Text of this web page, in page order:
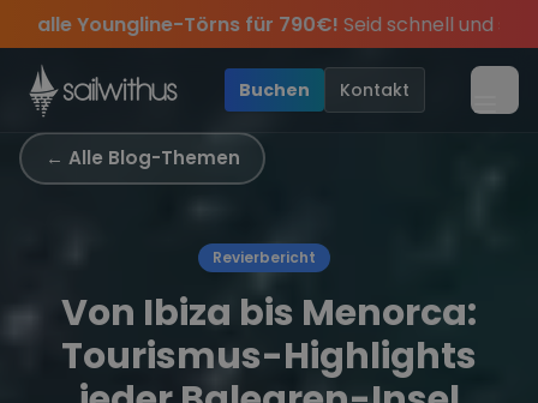
Skip to content
790€!Seid schnell und sichert euch die letzten Plätze.
Sichere Dir jetztDein Meilenbuch und Deine
Angebote mehr Sowie20€ Rabatt auf deinen ersten
sei dabei. Season Closing Party 2026!Die
Buchen Kontakt
← Alle Blog-Themen
Revierbericht
Von Ibiza bis Menorca:
Tourismus-Highlights